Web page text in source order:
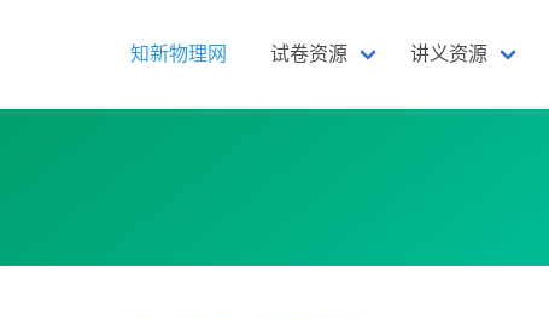
知新物理网 试卷资源 讲义资源